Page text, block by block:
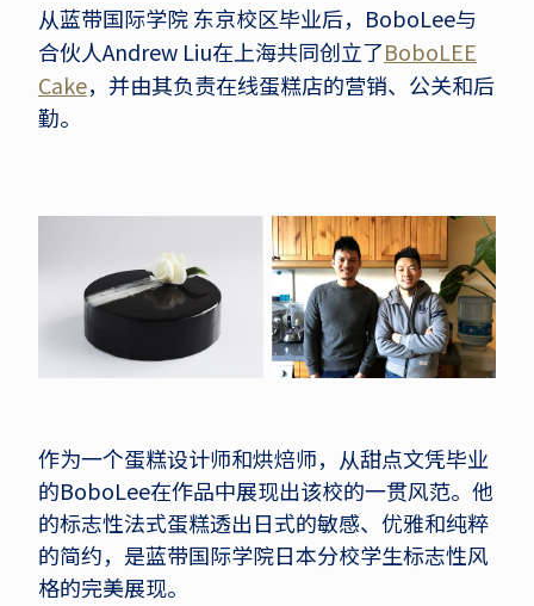
从蓝带国际学院 东京校区毕业后，BoboLee与
合伙人Andrew Liu在上海共同创立了BoboLEE
Cake，并由其负责在线蛋糕店的营销、公关和后
勤。
作为一个蛋糕设计师和烘焙师，从甜点文凭毕业
的BoboLee在作品中展现出该校的一贯风范。他
的标志性法式蛋糕透出日式的敏感、优雅和纯粹
的简约，是蓝带国际学院日本分校学生标志性风
格的完美展现。